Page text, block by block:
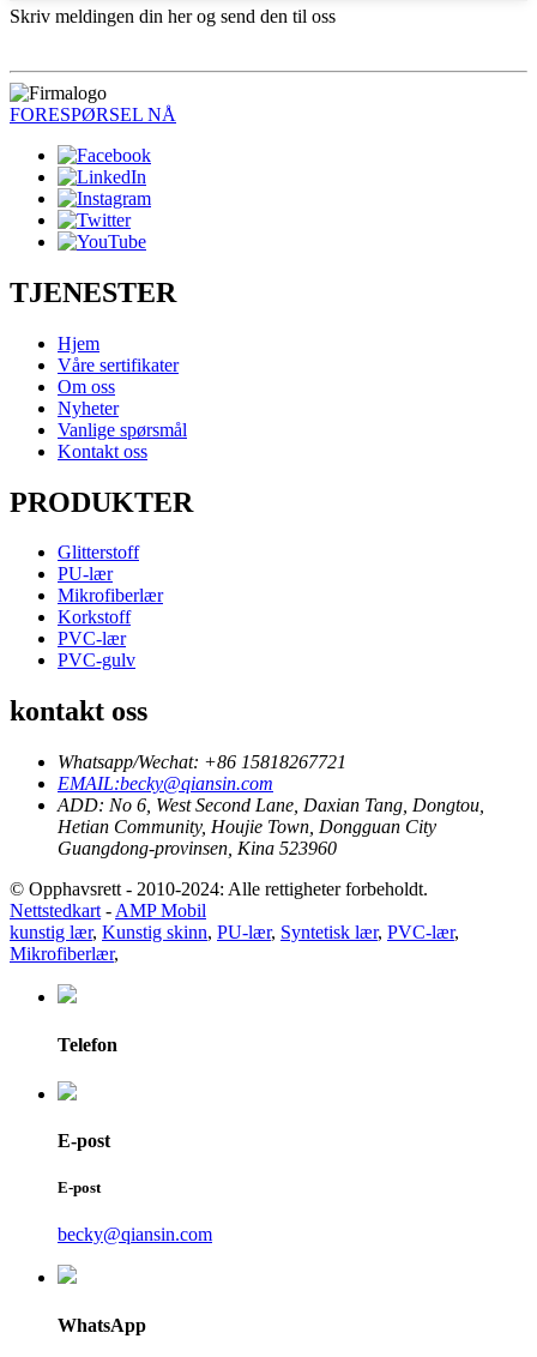
Skriv meldingen din her og send den til oss
FORESPØRSEL NÅ
TJENESTER
Hjem
Våre sertifikater
Om oss
Nyheter
Vanlige spørsmål
Kontakt oss
PRODUKTER
Glitterstoff
PU-lær
Mikrofiberlær
Korkstoff
PVC-lær
PVC-gulv
kontakt oss
Whatsapp/Wechat: +86 15818267721
EMAIL:becky@qiansin.com
ADD: No 6, West Second Lane, Daxian Tang, Dongtou,
Hetian Community, Houjie Town, Dongguan City
Guangdong-provinsen, Kina 523960
© Opphavsrett - 2010-2024: Alle rettigheter forbeholdt.
Nettstedkart - AMP Mobil
kunstig lær, Kunstig skinn, PU-lær, Syntetisk lær, PVC-lær,
Mikrofiberlær,
Telefon
E-post
E-post
becky@qiansin.com
WhatsApp